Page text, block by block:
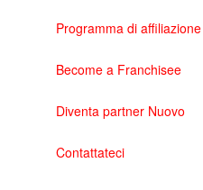
Programma di affiliazione
Become a Franchisee
Diventa partner Nuovo
Contattateci